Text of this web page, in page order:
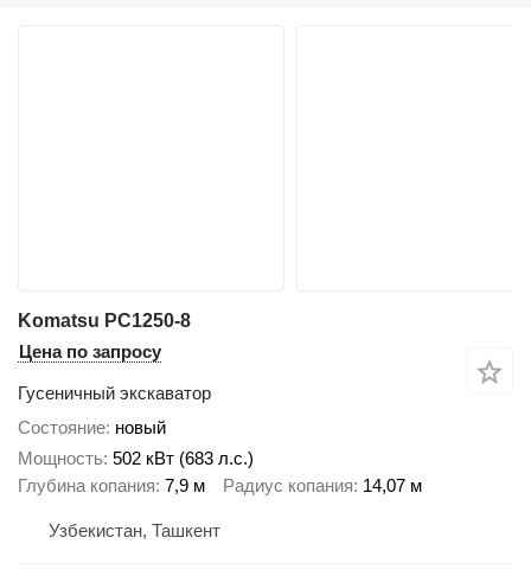
Komatsu PC1250-8
Цена по запросу
Гусеничный экскаватор
Состояние новый
Мощность 502 кВт (683 л.с.)
Глубина копания 7,9 м Радиус копания 14,07 м
Узбекистан, Ташкент